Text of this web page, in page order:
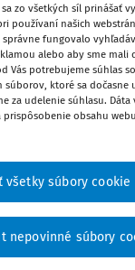
2014).
podľa zákona
musel
Prihláste sa
zo všetkých síl prinášať
používaní našich
fungovalo
alebo aby sme mali
Vás potrebujeme súhlas
súborov, ktoré sa dočasne
za udelenie súhlasu. Dáta
prispôsobenie obsahu
nepovinné súbory
všetky súbory cookie